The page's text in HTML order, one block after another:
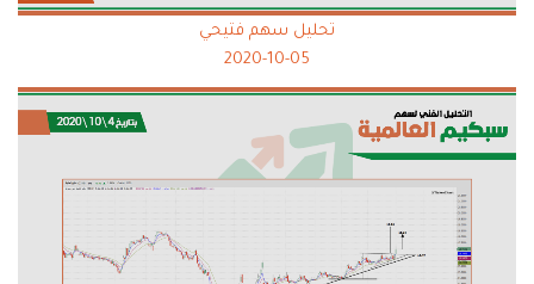
تحليل سهم فتيحي
2020-10-05